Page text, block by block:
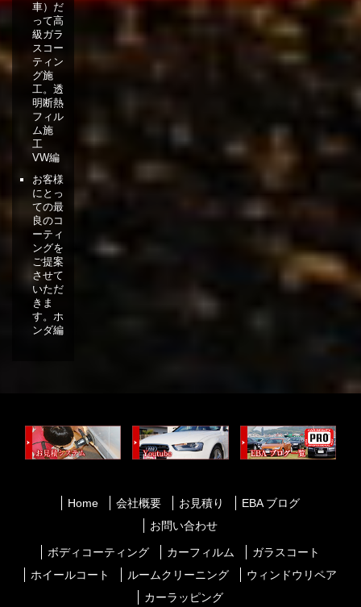
車）だ
って高
級ガラ
スコー
ティン
グ施
工。透
明断熱
フィル
ム施
工
VW編
お客様
にとっ
ての最
良のコ
ーティ
ングを
ご提案
させて
いただ
きま
す。ホ
ンダ編
Home 会社概要 お見積り
EBA ブログ
お問い合わせ
ボディコーティング カーフィルム
ガラスコート
ホイールコート
ルームクリーニング
ウィンドウリペア
カーラッピング